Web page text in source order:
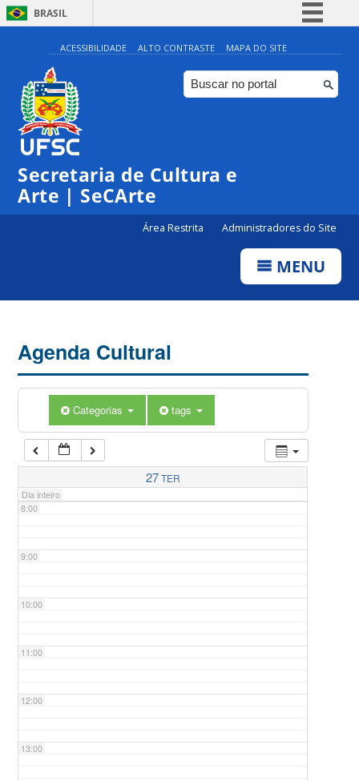
BRASIL
Simplifique!
Comunica BR
Participe
ACESSIBILIDADE ALTO CONTRASTE MAPA DO SITE
Secretaria de Cultura e
Arte | SeCArte
Área Restrita Administradores do Site
MENU
Agenda Cultural
Categorias tags
27TER
Dia inteiro
0:00
1:00
5:00
7:00
8:00
9:00
10:00
11:00
12:00
13:00